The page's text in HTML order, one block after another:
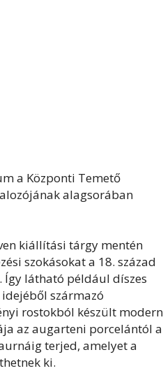
a Központi Temető
alagsorában
kiállítási tárgy mentén
szokásokat a 18. század
Így látható például díszes
idejéből származó
rostokból készült modern
az augarteni porcelántól a
terjed, amelyet a
ki.